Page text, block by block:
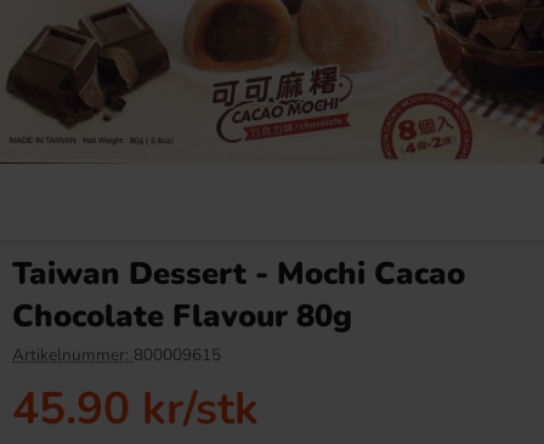
Köp
Mints 36g
Taiwan Dessert - Mochi Cacao
Chocolate Flavour 80g
Artikelnummer: 800009615
45.90 kr/stk